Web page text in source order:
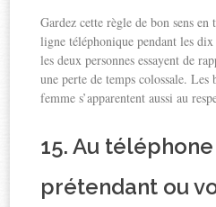
Gardez cette règle de bon sens
ligne téléphonique pendant les
les deux personnes essayent de
une perte de temps colossale. Les
femme s’apparentent aussi au
15. Au
prétendant ou